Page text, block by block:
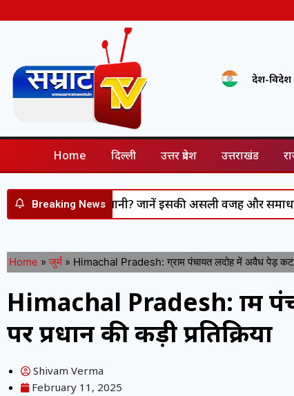
देश-विदेश
Home दिल्ली उत्तर प्रदेश उत्तराखंड
Breaking News
कर रहा है पानी? जानें इसकी असली वजह और समाधान
Home » जुर्म » Himachal Pradesh: ग्राम पंचायत लदोह में अवैध पेड़
Himachal Pradesh: ग्राम
पर प्रधान की कड़ी प्रतिक्रिया
Shivam Verma
February 11, 2025